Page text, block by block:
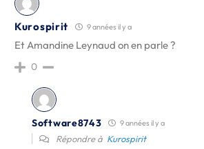
Kurospirit 9 années il y a
Et Amandine Leynaud on en parle ?
0
Software8743 9 années il y a
Répondre à Kurospirit